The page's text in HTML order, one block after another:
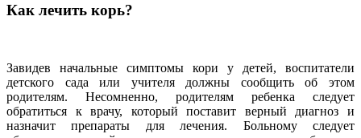
Как лечить корь?
Завидев начальные симптомы кори у детей, воспитатели
детского сада или учителя должны сообщить об этом
родителям. Несомненно, родителям ребенка следует
обратиться к врачу, который поставит верный диагноз и
назначит препараты для лечения. Больному следует